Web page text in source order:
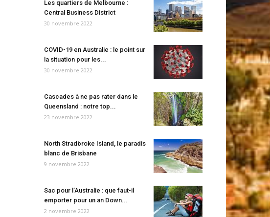
Les quartiers de Melbourne :
Central Business District
30 novembre 2022
COVID-19 en Australie : le point sur
la situation pour les...
30 novembre 2022
Cascades à ne pas rater dans le
Queensland : notre top...
23 novembre 2022
North Stradbroke Island, le paradis
blanc de Brisbane
9 novembre 2022
Sac pour l’Australie : que faut-il
emporter pour un an Down...
2 novembre 2022